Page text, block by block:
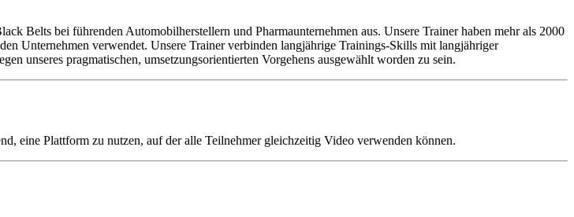
Belts bei führenden Automobilherstellern und Pharmaunternehmen aus. Unsere Trainer haben mehr als 2000
Unternehmen verwendet. Unsere Trainer verbinden langjährige Trainings-Skills mit langjähriger
unseres pragmatischen, umsetzungsorientierten Vorgehens ausgewählt worden zu sein.
eine Plattform zu nutzen, auf der alle Teilnehmer gleichzeitig Video verwenden können.